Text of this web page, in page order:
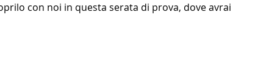
con noi in questa serata di prova, dove avrai